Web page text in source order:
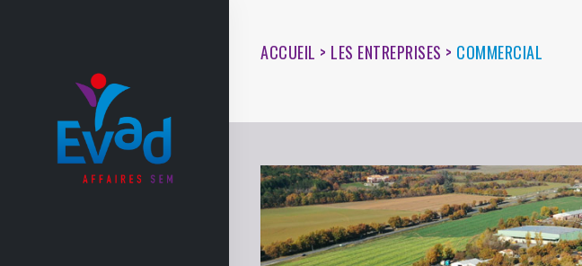
ACCUEIL > LES ENTREPRISES > COMMERCIAL